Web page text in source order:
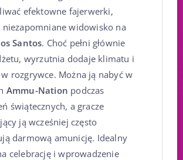
efektowne fajerwerki,
niezapomniane widowisko na
Santos. Choć pełni głównie
wyrzutnia dodaje klimatu i
rozgrywce. Można ją nabyć w
Ammu-Nation podczas
świątecznych, a gracze
ją wcześniej często
darmową amunicję. Idealny
celebrację i wprowadzenie